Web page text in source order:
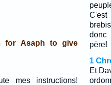
for Asaph to give
mes instructions!
donc
père!
1
Et